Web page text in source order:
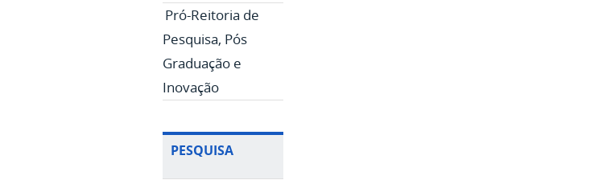
Pró-Reitoria de
Pesquisa, Pós
Graduação e
Inovação
PESQUISA